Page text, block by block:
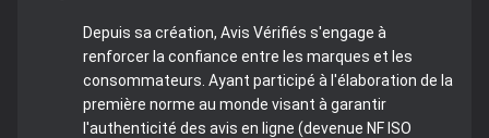
Depuis sa création, Avis Vérifiés s'engage à
renforcer la confiance entre les marques et les
consommateurs. Ayant participé à l'élaboration de la
première norme au monde visant à garantir
l'authenticité des avis en ligne (devenue NF ISO